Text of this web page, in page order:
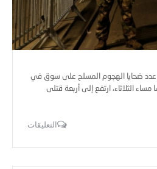
عدد ضحايا الهجوم المسلح على سوق في
الثلاثاء، ارتفع إلى أربعة قتلى
التعليقات